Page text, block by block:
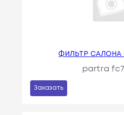
ФИЛЬТР САЛОНА
partra
Заказать